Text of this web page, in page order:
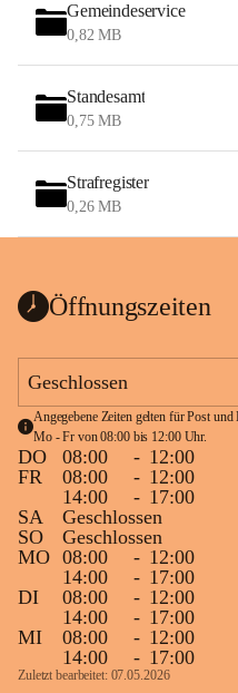
Gemeindeservice
0,82 MB
Standesamt
0,75 MB
Strafregister
0,26 MB
Öffnungszeiten
Geschlossen
Angegebene Zeiten gelten für Post
Mo - Fr von 08:00 bis 12:00 Uhr.
DO 08:00 - 12:00
FR
08:00 - 12:00
14:00
- 17:00
SA
Geschlossen
SO
Geschlossen
MO 08:00 - 12:00
14:00
- 17:00
DI
08:00 - 12:00
14:00
- 17:00
MI
08:00 - 12:00
14:00
- 17:00
Zuletzt bearbeitet: 07.05.2026